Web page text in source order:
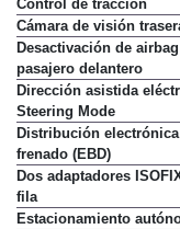
Control de tracción
Cámara de visión
Desactivación de
pasajero delantero
Dirección asistida
Steering Mode
Distribución
frenado (EBD)
Dos adaptadores
fila
Estacionamiento